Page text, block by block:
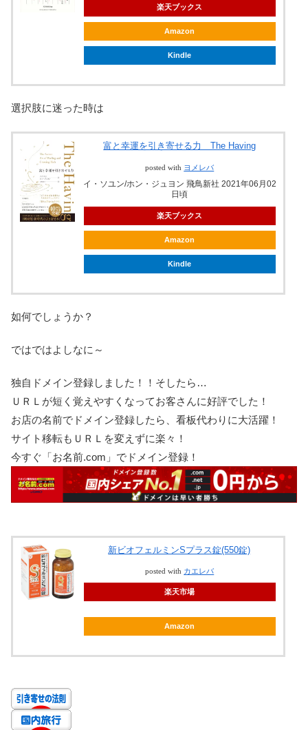
楽天ブックス
Amazon
Kindle
選択肢に迷った時は
富と幸運を引き寄せる力 The Having
posted with ヨメレバ
イ・ソユン/ホン・ジュヨン 飛鳥新社 2021年06月02
日頃
楽天ブックス
Amazon
Kindle
如何でしょうか？
ではではよしなに～
独自ドメイン登録しました！！そしたら…
ＵＲＬが短く覚えやすくなってお客さんに好評でした！
お店の名前でドメイン登録したら、看板代わりに大活躍！
サイト移転もＵＲＬを変えずに楽々！
今すぐ「お名前.com」でドメイン登録！
新ビオフェルミンSプラス錠(550錠)
posted with カエレバ
楽天市場
Amazon